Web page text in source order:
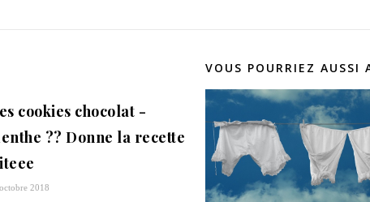
VOUS POURRIEZ AUSSI
cookies chocolat -
?? Donne la recette
2018